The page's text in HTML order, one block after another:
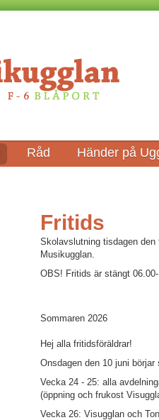
Råd Händer på
Fritids
Skolavslutning tisdagen
Musikugglan.
OBS! Fritids är stängt
Sommaren 2026
Hej alla fritidsföräldrar!
Onsdagen den 10 juni
Vecka 24 - 25: alla
(öppning och frukost
Vecka 26: Visugglan och